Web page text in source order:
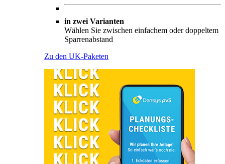
in zwei Varianten
Wählen Sie zwischen einfachem oder doppeltem
Sparrenabstand
Zu den UK-Paketen